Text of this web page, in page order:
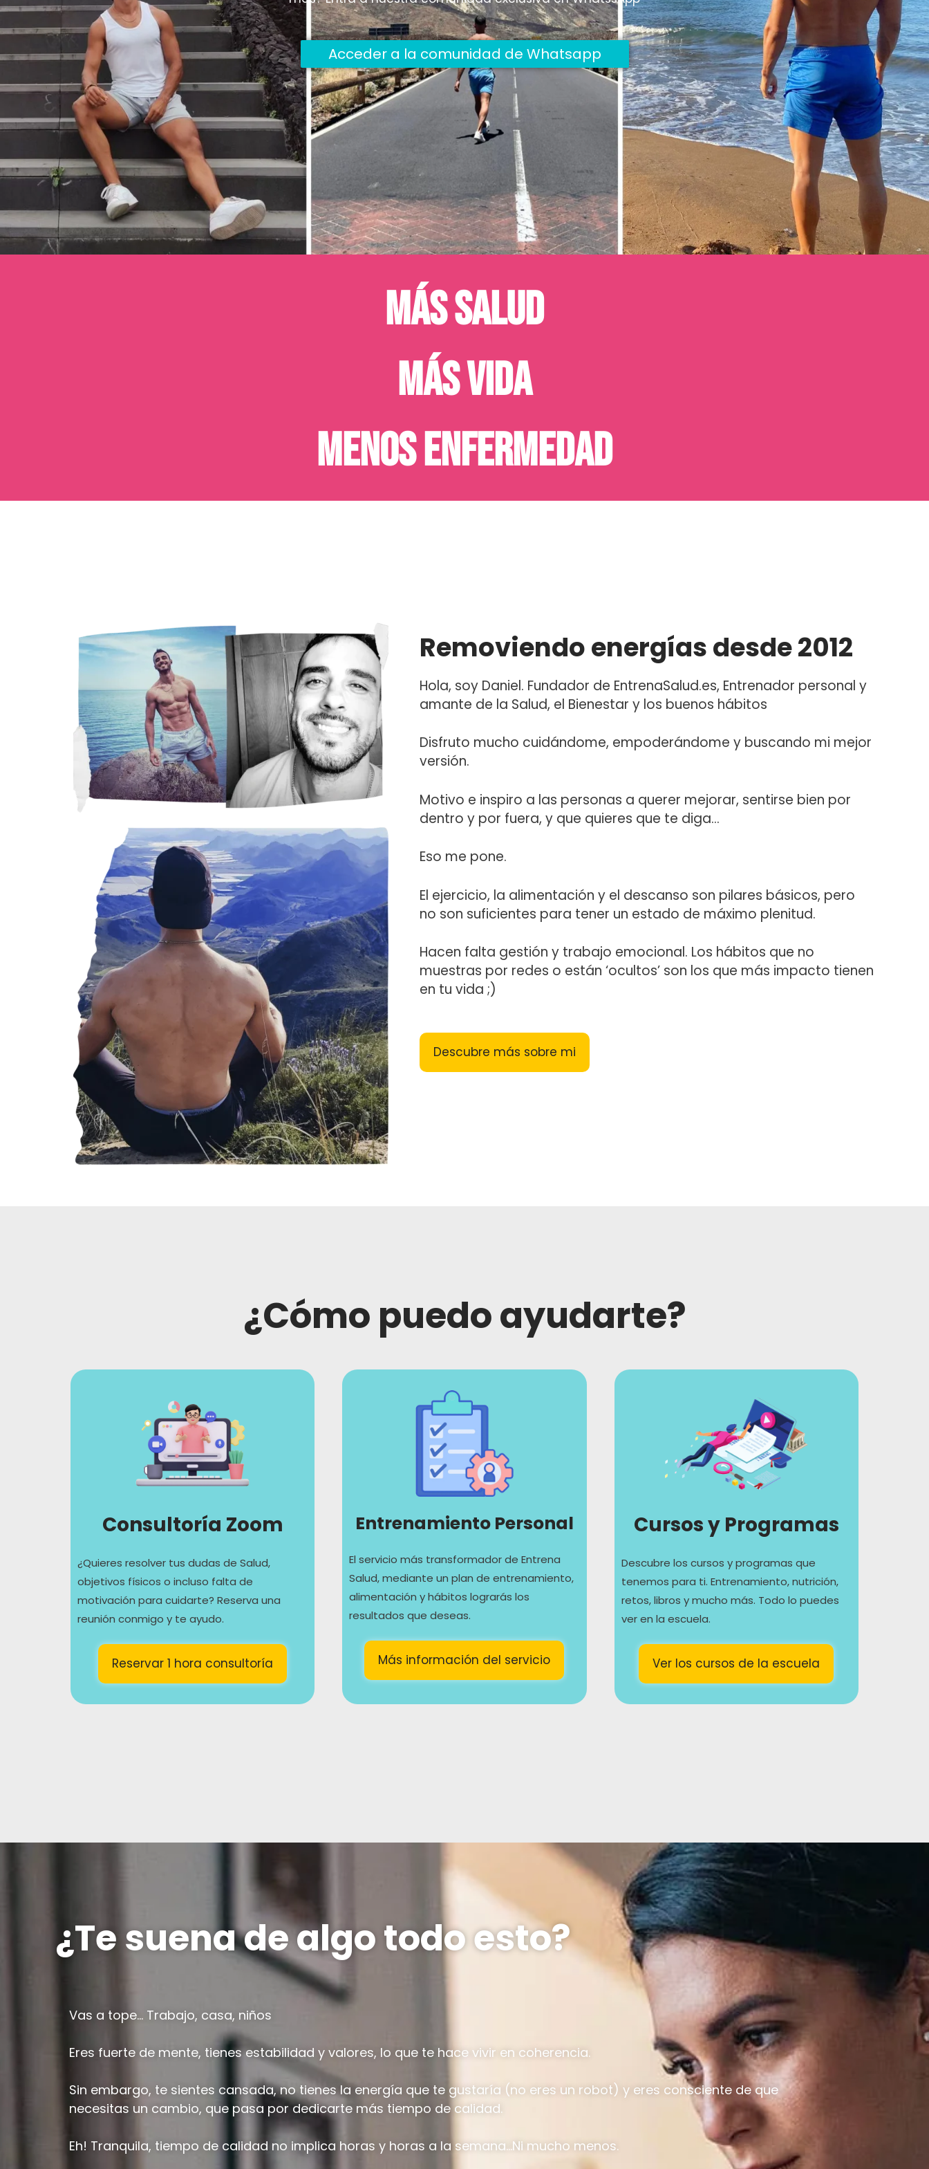
Acceder a la comunidad de Whatsapp
MÁS SALUD
MÁS VIDA
MENOS ENFERMEDAD
Removiendo energías desde 2012
Hola, soy Daniel. Fundador de EntrenaSalud.es, Entrenador personal y
amante de la Salud, el Bienestar y los buenos hábitos
Disfruto mucho cuidándome, empoderándome y buscando mi mejor
versión.
Motivo e inspiro a las personas a querer mejorar, sentirse bien por
dentro y por fuera, y que quieres que te diga…
Eso me pone.
El ejercicio, la alimentación y el descanso son pilares básicos, pero
no son suficientes para tener un estado de máximo plenitud.
Hacen falta gestión y trabajo emocional. Los hábitos que no
muestras por redes o están ‘ocultos’ son los que más impacto tienen
en tu vida ;)
Descubre más sobre mi
¿Cómo puedo ayudarte?
Consultoría Zoom
¿Quieres resolver tus dudas de Salud,
objetivos físicos o incluso falta de
motivación para cuidarte? Reserva una
reunión conmigo y te ayudo.
Reservar 1 hora consultoría
Entrenamiento Personal
El servicio más transformador de Entrena
Salud, mediante un plan de entrenamiento,
alimentación y hábitos lograrás los
resultados que deseas.
Más información del servicio
Cursos y Programas
Descubre los cursos y programas que
tenemos para ti. Entrenamiento, nutrición,
retos, libros y mucho más. Todo lo puedes
ver en la escuela.
Ver los cursos de la escuela
¿Te suena de algo todo esto?
Vas a tope… Trabajo, casa, niños
Eres fuerte de mente, tienes estabilidad y valores, lo que te hace vivir en coherencia.
Sin embargo, te sientes cansada, no tienes la energía que te gustaría (no eres un robot) y eres consciente de que
necesitas un cambio, que pasa por dedicarte más tiempo de calidad.
Eh! Tranquila, tiempo de calidad no implica horas y horas a la semana…Ni mucho menos.